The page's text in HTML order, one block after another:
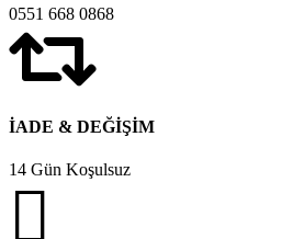
0551 668 0868
İADE & DEĞİŞİM
14 Gün Koşulsuz